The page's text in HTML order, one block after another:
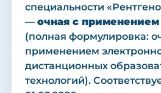
специальности
— очная с
(полная формулировка:
применением
дистанционных
технологий).